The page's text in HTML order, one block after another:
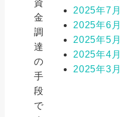
資
金
調
達
の
手
段
で
2025年7月
2025年6月
2025年5月
2025年4月
2025年3月